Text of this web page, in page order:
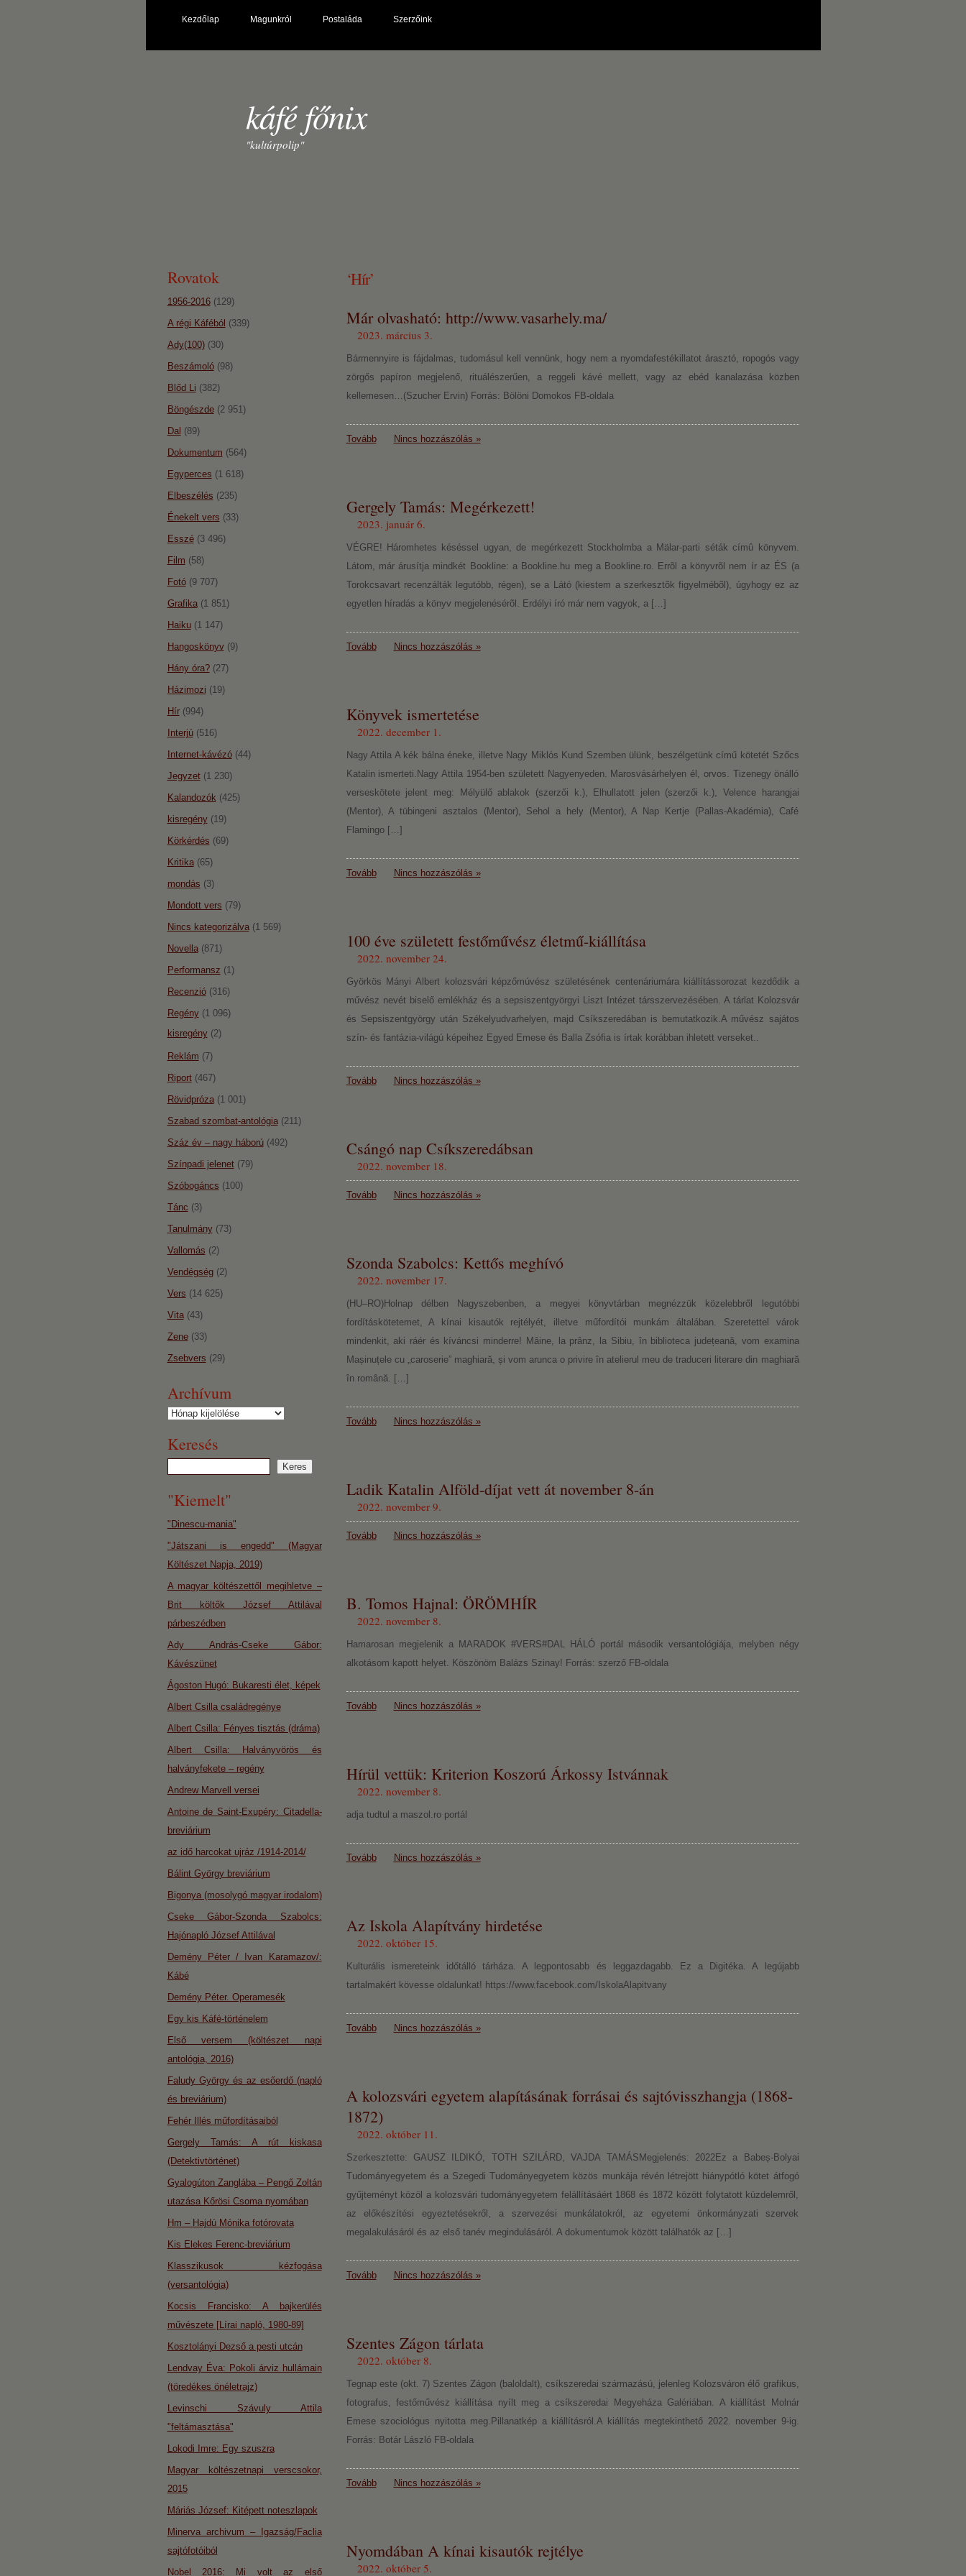
Kezdőlap Magunkról Postaláda Szerzőink
káfé főnix
"kultúrpolip"
‘Hír’
Már olvasható: http://www.vasarhely.ma/
2023. március 3.
Bármennyire is fájdalmas, tudomásul kell vennünk, hogy nem a nyomdafestékillatot árasztó, ropogós vagy
zörgős papíron megjelenő, rituálészerűen, a reggeli kávé mellett, vagy az ebéd kanalazása közben
kellemesen…(Szucher Ervin) Forrás: Bölöni Domokos FB-oldala
Tovább Nincs hozzászólás »
Gergely Tamás: Megérkezett!
2023. január 6.
VÉGRE! Háromhetes késéssel ugyan, de megérkezett Stockholmba a Mälar-parti séták címû könyvem.
Látom, már árusítja mindkét Bookline: a Bookline.hu meg a Bookline.ro. Errõl a könyvrõl nem ír az ÉS (a
Torokcsavart recenzálták legutóbb, régen), se a Látó (kiestem a szerkesztõk figyelmébõl), úgyhogy ez az
egyetlen híradás a könyv megjelenésérõl. Erdélyi író már nem vagyok, a […]
Tovább Nincs hozzászólás »
Könyvek ismertetése
2022. december 1.
Nagy Attila A kék bálna éneke, illetve Nagy Miklós Kund Szemben ülünk, beszélgetünk című kötetét Szőcs
Katalin ismerteti.Nagy Attila 1954-ben született Nagyenyeden. Marosvásárhelyen él, orvos. Tizenegy önálló
verseskötete jelent meg: Mélyülő ablakok (szerzői k.), Elhullatott jelen (szerzői k.), Velence harangjai
(Mentor), A tübingeni asztalos (Mentor), Sehol a hely (Mentor), A Nap Kertje (Pallas-Akadémia), Café
Flamingo […]
Tovább Nincs hozzászólás »
100 éve született festőművész életmű-kiállítása
2022. november 24.
Györkös Mányi Albert kolozsvári képzőmúvész születésének centenáriumára kiállítássorozat kezdődik a
művész nevét biselő emlékház és a sepsiszentgyörgyi Liszt Intézet társszervezésében. A tárlat Kolozsvár
és Sepsiszentgyörgy után Székelyudvarhelyen, majd Csíkszeredában is bemutatkozik.A művész sajátos
szín- és fantázia-világú képeihez Egyed Emese és Balla Zsófia is írtak korábban ihletett verseket..
Tovább Nincs hozzászólás »
Csángó nap Csíkszeredábsan
2022. november 18.
Tovább Nincs hozzászólás »
Szonda Szabolcs: Kettős meghívó
2022. november 17.
(HU–RO)Holnap délben Nagyszebenben, a megyei könyvtárban megnézzük közelebbről legutóbbi
fordításkötetemet, A kínai kisautók rejtélyét, illetve műfordítói munkám általában. Szeretettel várok
mindenkit, aki ráér és kíváncsi minderre! Mâine, la prânz, la Sibiu, în biblioteca județeană, vom examina
Mașinuțele cu „caroserie” maghiară, și vom arunca o privire în atelierul meu de traduceri literare din maghiară
în română. […]
Tovább Nincs hozzászólás »
Ladik Katalin Alföld-díjat vett át november 8-án
2022. november 9.
Tovább Nincs hozzászólás »
B. Tomos Hajnal: ÖRÖMHÍR
2022. november 8.
Hamarosan megjelenik a MARADOK #VERS#DAL HÁLÓ portál második versantológiája, melyben négy
alkotásom kapott helyet. Köszönöm Balázs Szinay! Forrás: szerző FB-oldala
Tovább Nincs hozzászólás »
Hírül vettük: Kriterion Koszorú Árkossy Istvánnak
2022. november 8.
adja tudtul a maszol.ro portál
Tovább Nincs hozzászólás »
Az Iskola Alapítvány hirdetése
2022. október 15.
Kulturális ismereteink időtálló tárháza. A legpontosabb és leggazdagabb. Ez a Digitéka. A legújabb
tartalmakért kövesse oldalunkat! https://www.facebook.com/IskolaAlapitvany
Tovább Nincs hozzászólás »
A kolozsvári egyetem alapításának forrásai és sajtóvisszhangja (1868-
1872)
2022. október 11.
Szerkesztette: GAUSZ ILDIKÓ, TOTH SZILÁRD, VAJDA TAMÁSMegjelenés: 2022Ez a Babeș-Bolyai
Tudományegyetem és a Szegedi Tudományegyetem közös munkája révén létrejött hiánypótló kötet átfogó
gyűjteményt közöl a kolozsvári tudományegyetem felállításáért 1868 és 1872 között folytatott küzdelemről,
az előkészítési egyeztetésekről, a szervezési munkálatokról, az egyetemi önkormányzati szervek
megalakulásáról és az első tanév megindulásáról. A dokumentumok között találhatók az […]
Tovább Nincs hozzászólás »
Szentes Zágon tárlata
2022. október 8.
Tegnap este (okt. 7) Szentes Zágon (baloldalt), csíkszeredai származású, jelenleg Kolozsváron élő grafikus,
fotografus, festőművész kiállítása nyílt meg a csíkszeredai Megyeháza Galériában. A kiállítást Molnár
Emese szociológus nyitotta meg.Pillanatkép a kiállításról.A kiállítás megtekinthető 2022. november 9-ig.
Forrás: Botár László FB-oldala
Tovább Nincs hozzászólás »
Nyomdában A kínai kisautók rejtélye
2022. október 5.
Rovatok
1956-2016(129)
A régi Káféból (339)
Ady(100)(30)
Beszámoló(98)
Blőd Li (382)
Böngészde(2 951)
Dal (89)
Dokumentum (564)
Egyperces (1 618)
Elbeszélés (235)
Énekelt vers (33)
Esszé(3 496)
Film (58)
Fotó(9 707)
Grafika(1 851)
Haiku(1 147)
Hangoskönyv(9)
Hány óra?(27)
Házimozi (19)
Hír(994)
Interjú(516)
Internet-kávézó(44)
Jegyzet(1 230)
Kalandozók (425)
kisregény(19)
Körkérdés (69)
Kritika(65)
mondás (3)
Mondott vers (79)
Nincs kategorizálva(1 569)
Novella(871)
Performansz (1)
Recenzió(316)
Regény(1 096)
kisregény(2)
Reklám (7)
Riport(467)
Rövidpróza(1 001)
Szabad szombat-antológia(211)
Száz év – nagy háború(492)
Színpadi jelenet(79)
Szóbogáncs (100)
Tánc (3)
Tanulmány(73)
Vallomás (2)
Vendégség(2)
Vers (14 625)
Vita(43)
Zene(33)
Zsebvers (29)
Archívum
Archívum
Keresés
"Kiemelt"
"Dinescu-mania"
"Játszani is engedd" (Magyar
Költészet Napja, 2019)
A magyar költészettől megihletve –
Brit költők József Attilával
párbeszédben
Ady András-Cseke Gábor:
Kávészünet
Ágoston Hugó: Bukaresti élet, képek
Albert Csilla családregénye
Albert Csilla: Fényes tisztás (dráma)
Albert Csilla: Halványvörös és
halványfekete – regény
Andrew Marvell versei
Antoine de Saint-Exupéry: Citadella-
breviárium
az idő harcokat ujráz /1914-2014/
Bálint György breviárium
Bigonya (mosolygó magyar irodalom)
Cseke Gábor-Szonda Szabolcs:
Hajónapló József Attilával
Demény Péter / Ivan Karamazov/:
Kábé
Demény Péter. Operamesék
Egy kis Káfé-történelem
Első versem (költészet napi
antológia, 2016)
Faludy György és az esőerdő (napló
és breviárium)
Fehér Illés műfordításaiból
Gergely Tamás: A rút kiskasa
(Detektivtörténet)
Gyalogúton Zanglába – Pengő Zoltán
utazása Kőrösi Csoma nyomában
Hm – Hajdú Mónika fotórovata
Kis Elekes Ferenc-breviárium
Klasszikusok kézfogása
(versantológia)
Kocsis Francisko: A bajkerülés
művészete [Lírai napló, 1980-89]
Kosztolányi Dezső a pesti utcán
Lendvay Éva: Pokoli árviz hullámain
(töredékes önéletrajz)
Levinschi Szávuly Attila
"feltámasztása"
Lokodi Imre: Egy szuszra
Magyar költészetnapi verscsokor,
2015
Máriás József: Kitépett noteszlapok
Minerva archivum – Igazság/Faclia
sajtófotóiból
Nobel 2016: Mi volt az első